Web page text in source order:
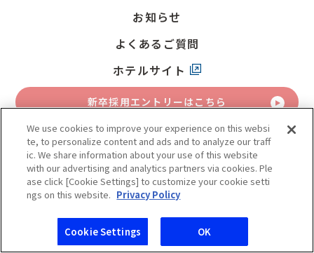
エントリー
エントリー
お知らせ
よくあるご質問
ホテルサイト
新卒採用エントリーはこちら
中途採用エントリーはこちら
アルバイト採用エントリーはこちら
サイトマップ 個人情報保護方針
© 2024 Keio Plaza Hotel Co., Ltd.
We use cookies to improve your experience on this websi
te, to personalize content and ads and to analyze our traff
ic. We share information about your use of this website
with our advertising and analytics partners via cookies. Ple
ase click [Cookie Settings] to customize your cookie setti
ngs on this website. Privacy Policy
Cookie Settings OK